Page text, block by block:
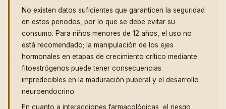
No existen datos suficientes que garanticen la seguridad
en estos periodos, por lo que se debe evitar su
consumo. Para niños menores de 12 años, el uso no
está recomendado; la manipulación de los ejes
hormonales en etapas de crecimiento crítico mediante
fitoestrógenos puede tener consecuencias
impredecibles en la maduración puberal y el desarrollo
neuroendocrino.
En cuanto a interacciones farmacológicas, el riesgo